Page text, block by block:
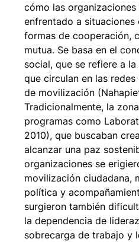
cómo las organizaciones
enfrentado a situaciones
formas de cooperación,
mutua. Se basa en el
social, que se refiere a
que circulan en las
de movilización
Tradicionalmente, la
programas como
2010), que buscaban
alcanzar una paz
organizaciones se
movilización ciudadana,
política y
surgieron también
la dependencia de
sobrecarga de trabajo y